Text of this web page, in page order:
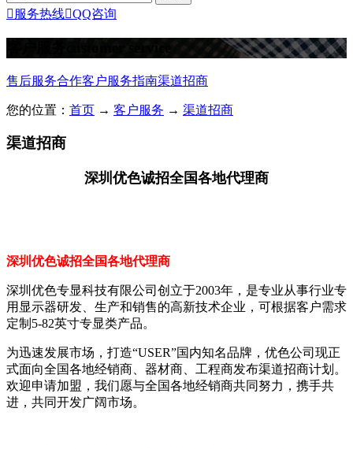
 服务热线QQ咨询
售后服务合作客户服务指南渠道招商
您的位置： 首页 → 客户服务 → 渠道招商
渠道招商
深圳优色诚招全国各地代理商
深圳优色诚招全国各地代理商
深圳优色专显科技有限公司创立于2003年，是专业从事行业专
用显示器研发、生产和销售的高新技术企业，可根据客户需求
定制5-82英寸专显类产品。
为迅速发展市场，打造“USER”国内知名品牌，优色公司现正
式面向全国各地经销商、器材商、工程商发布渠道招商计划。
欢迎申请加盟，我们愿与全国各地经销商共同努力，携手共
进，共同开发广阔市场。